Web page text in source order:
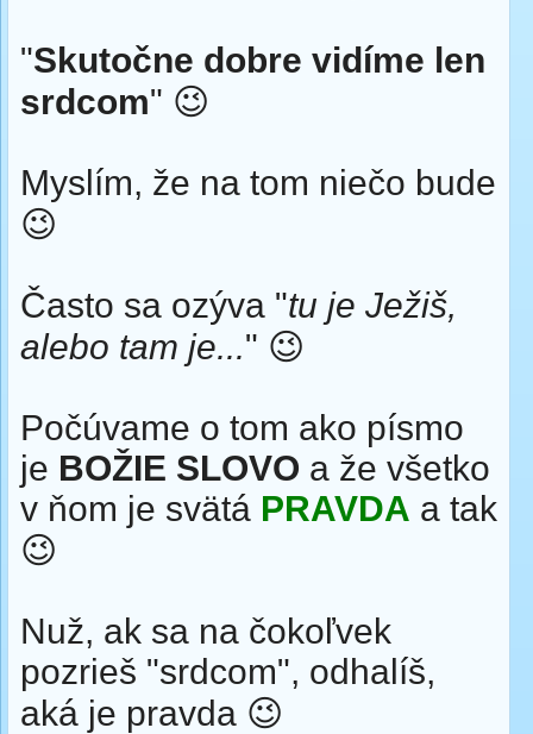
"Skutočne dobre vidíme len
srdcom" 😉
Myslím, že na tom niečo bude
😉
Často sa ozýva "tu je Ježiš,
alebo tam je..." 😉
Počúvame o tom ako písmo
je BOŽIE SLOVO a že všetko
v ňom je svätá PRAVDA a tak
😉
Nuž, ak sa na čokoľvek
pozrieš "srdcom", odhalíš,
aká je pravda 😉